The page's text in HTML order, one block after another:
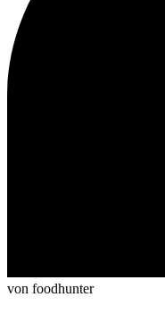
von foodhunter